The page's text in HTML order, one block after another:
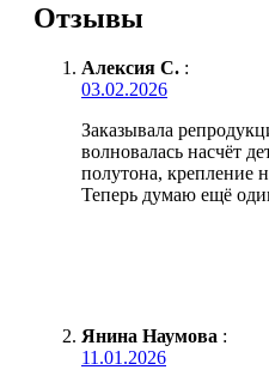
Отзывы
Алексия С. :
03.02.2026
Заказывала
волновалась насчёт
полутона, крепление
Теперь думаю ещё
Янина Наумова :
11.01.2026